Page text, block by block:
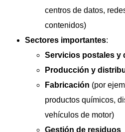
centros de datos,
contenidos)
Sectores importantes:
Servicios postales y
Producción y
Fabricación (por
productos químicos,
vehículos de motor)
Gestión de residuos